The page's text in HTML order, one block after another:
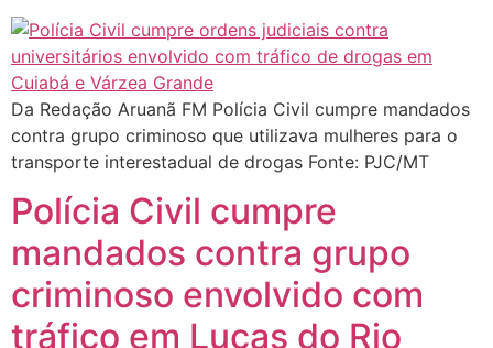
Da Redação Aruanã FM Polícia Civil cumpre mandados
contra grupo criminoso que utilizava mulheres para o
transporte interestadual de drogas Fonte: PJC/MT
Polícia Civil cumpre
mandados contra grupo
criminoso envolvido com
tráfico em Lucas do Rio